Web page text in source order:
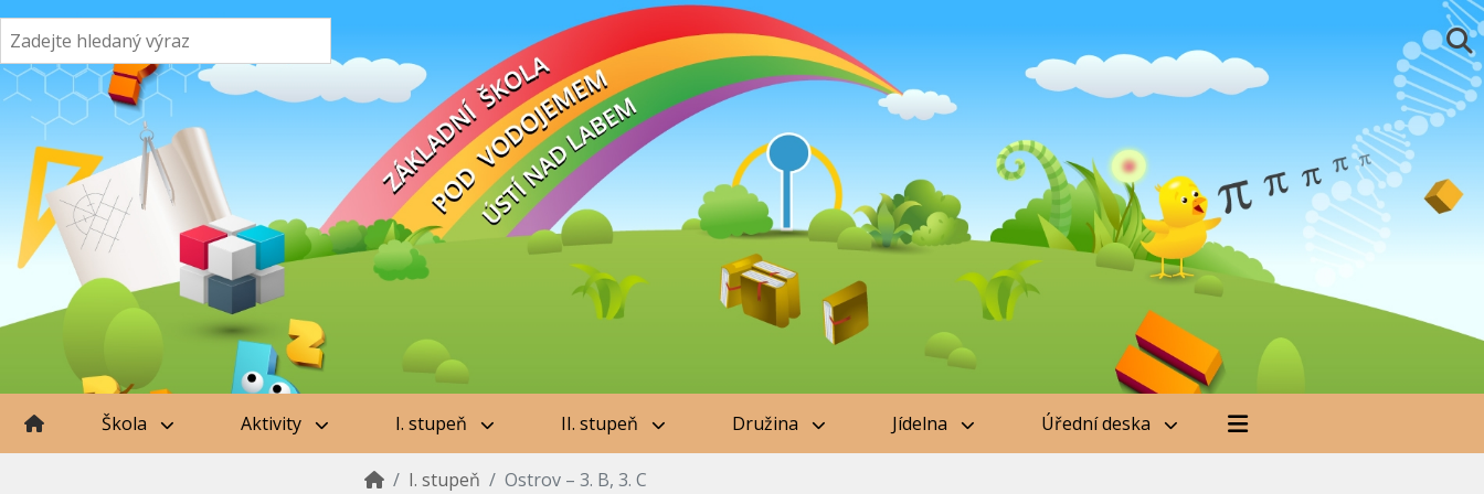
Škola Aktivity I. stupeň II. stupeň Družina Jídelna Úřední deska
I. stupeň Ostrov – 3. B, 3. C